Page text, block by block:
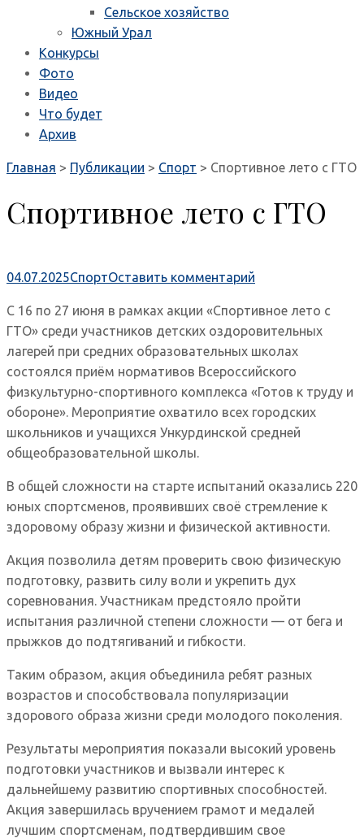
Сельское хозяйство
Южный Урал
Конкурсы
Фото
Видео
Что будет
Архив
Главная > Публикации > Спорт > Спортивное лето с ГТО
Спортивное лето с ГТО
04.07.2025СпортОставить комментарий
С 16 по 27 июня в рамках акции «Спортивное лето с
ГТО» среди участников детских оздоровительных
лагерей при средних образовательных школах
состоялся приём нормативов Всероссийского
физкультурно-спортивного комплекса «Готов к труду и
обороне». Мероприятие охватило всех городских
школьников и учащихся Ункурдинской средней
общеобразовательной школы.
В общей сложности на старте испытаний оказались 220
юных спортсменов, проявивших своё стремление к
здоровому образу жизни и физической активности.
Акция позволила детям проверить свою физическую
подготовку, развить силу воли и укрепить дух
соревнования. Участникам предстояло пройти
испытания различной степени сложности — от бега и
прыжков до подтягиваний и гибкости.
Таким образом, акция объединила ребят разных
возрастов и способствовала популяризации
здорового образа жизни среди молодого поколения.
Результаты мероприятия показали высокий уровень
подготовки участников и вызвали интерес к
дальнейшему развитию спортивных способностей.
Акция завершилась вручением грамот и медалей
лучшим спортсменам, подтвердившим свое